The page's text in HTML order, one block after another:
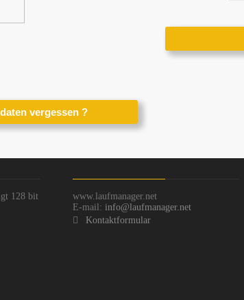
128 bit
www.laufmanager.net
E-mail: info@laufmanager.net
Kontaktformular